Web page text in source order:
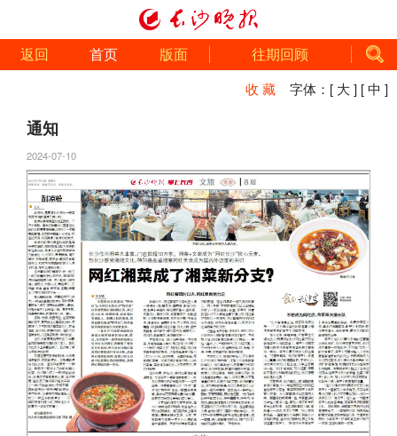
返回 首页 版面 往期回顾
收 藏 字体： [ 大 ] [ 中 ]
通知
2024-07-10